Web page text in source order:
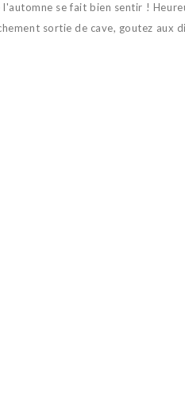
se fait bien sentir !
sortie de cave, goutez aux